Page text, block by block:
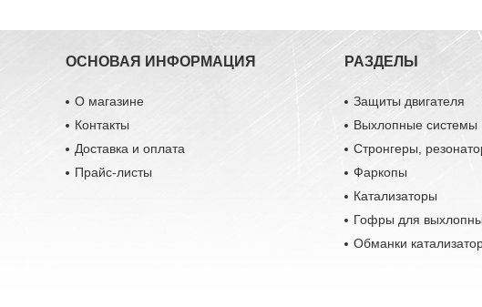
ОСНОВАЯ ИНФОРМАЦИЯ
О магазине
Контакты
Доставка и оплата
Прайс-листы
РАЗДЕЛЫ
Защиты двигателя
Выхлопные системы
Стронгеры,
Фаркопы
Катализаторы
Гофры для
Обманки